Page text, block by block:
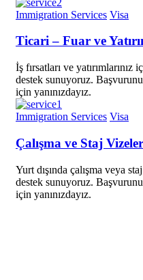
Immigration Services Visa
Ticari – Fuar ve
İş fırsatları ve
destek sunuyoruz.
için yanınızdayız.
Immigration Services Visa
Çalışma ve Staj
Yurt dışında çalışma veya
destek sunuyoruz.
için yanınızdayız.